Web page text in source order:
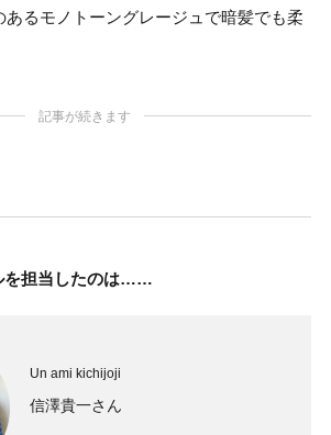
あるモノトーングレージュで暗髪でも柔
記事が続きます
を担当したのは……
Un ami kichijoji
信澤貴一さん